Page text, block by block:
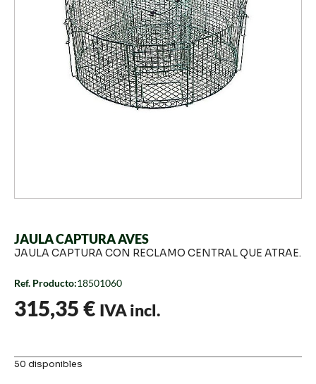
JAULA CAPTURA AVES
JAULA CAPTURA CON RECLAMO CENTRAL QUE ATRAE.
Ref. Producto:18501060
315,35€ IVA incl.
50 disponibles